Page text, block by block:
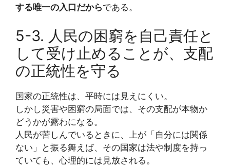
する唯一の入口だからである。
5-3. 人民の困窮を自己責任と
して受け止めることが、支配
の正統性を守る
国家の正統性は、平時には見えにくい。
しかし災害や困窮の局面では、その支配が本物か
どうかが露わになる。
人民が苦しんでいるときに、上が「自分には関係
ない」と振る舞えば、その国家は法や制度を持っ
ていても、心理的には見放される。